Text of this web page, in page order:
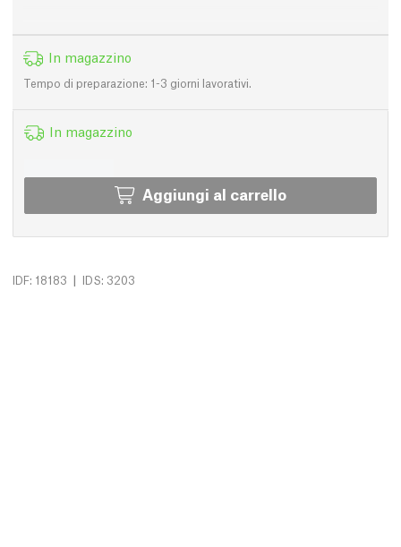
In magazzino
Tempo di preparazione: 1-3 giorni lavorativi.
In magazzino
Aggiungi al carrello
IDF: 18183 | IDS: 3203